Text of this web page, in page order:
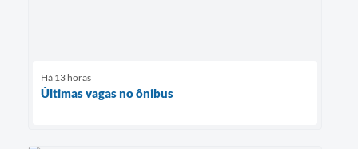
Há 13 horas
Últimas vagas no ônibus